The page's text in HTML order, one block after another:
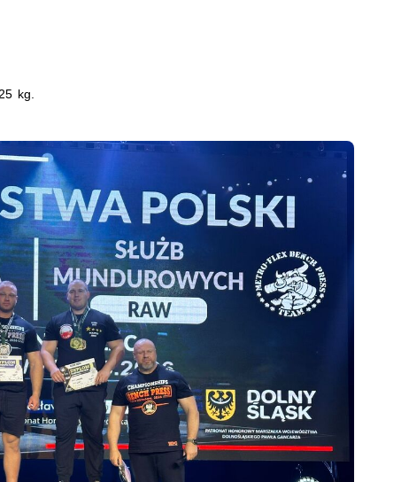
kg.